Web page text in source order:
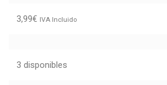
3,99€ IVA Incluido
3 disponibles